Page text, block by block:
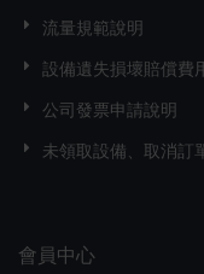
流量規範說明
設備遺失損壞賠償費
公司發票申請說明
未領取設備、取消訂
會員中心